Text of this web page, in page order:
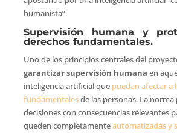
humanista”.
Supervisión humana y
derechos fundamentales.
Uno de los principios centrales del
garantizar supervisión humana en
inteligencia artificial que puedan afectar a
fundamentalesde las personas. La
decisiones con consecuencias relevantes
queden completamenteautomatizadas y